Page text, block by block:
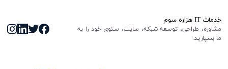
خدمات IT هزاره سوم
مشاوره، طراحی، توسعه شبکه، سایت، سئوی خود را به
ما بسپارید.